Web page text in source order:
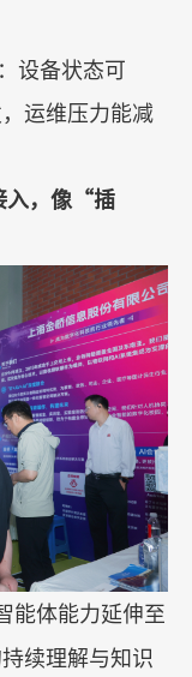
设备状态可
运维压力能减
入，像 “插
能体能力延伸至
续理解与知识